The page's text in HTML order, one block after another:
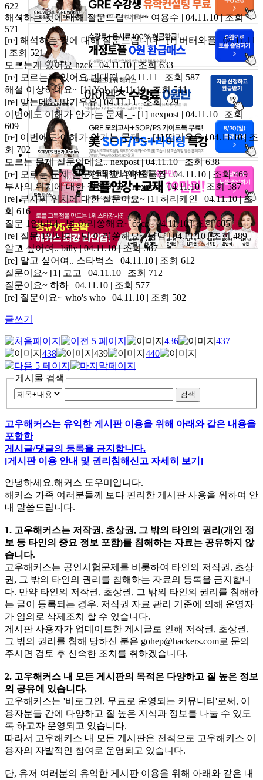
622
해석하는 것에 대해 질문드립니다~ 여용수 | 04.11.10 | 조회
571
[re] 해석하는 것에 대해 질문드립니다~[1] 버터와플 | 04.11.11
| 조회 521
모르는게 있어요hzck | 04.11.10 | 조회 633
[re] 모르는게 있어요빈대떡 | 04.11.11 | 조회 587
해설 이상하네요~ [1] Yo! | 04.11.10 | 조회 511
[re] 맞는데요딸기우유 | 04.11.11 | 조회 729
이번에도 이해가 안가는 문제-_-[1] nexpost | 04.11.10 | 조회
609
[re] 이번에도 이해가 안가는 문제-_-[1] 딸기우유 | 04.11.10 | 조
회 702
모르는 문제 질문인데요..nexpost | 04.11.10 | 조회 638
[re] 모르는 문제 질문인데요..[1] 토플짱 | 04.11.10 | 조회 469
부사의 위치에 대한 질문이요~nexpost | 04.11.10 | 조회 587
[re] 부사의 위치에 대한 질문이요~ [1] 허리케인 | 04.11.10 | 조
회 616
질문 1입니다...넘 아리쏭해요~coco | 04.11.10 | 조회 605
[re] 질문 1입니다...넘 아리쏭해요~냠냠 | 04.11.10 | 조회 489
알고 싶어여..billy | 04.11.10 | 조회 587
[re] 알고 싶어여.. 스타벅스 | 04.11.10 | 조회 612
질문이요~ [1] 고고 | 04.11.10 | 조회 712
질문이요~ 하하 | 04.11.10 | 조회 577
[re] 질문이요~ who's who | 04.11.10 | 조회 502
글쓰기
436
437
438
439 440
게시물 검색
검색
고우해커스는 유익한 게시판 이용을 위해 아래와 같은 내용을
포함한
게시글/댓글의 등록을 금지합니다.
[게시판 이용 안내 및 권리침해신고 자세히 보기]
안녕하세요.해커스 도우미입니다.
해커스 가족 여러분들께 보다 편리한 게시판 사용을 위하여 안
내 말씀드립니다.
1. 고우해커스는 저작권, 초상권, 그 밖의 타인의 권리(개인 정
보 등 타인의 중요 정보 포함)를 침해하는 자료는 공유하지 않
습니다.
고우해커스는 공인시험문제를 비롯하여 타인의 저작권, 초상
권, 그 밖의 타인의 권리를 침해하는 자료의 등록을 금지합니
다. 만약 타인의 저작권, 초상권, 그 밖의 타인의 권리를 침해하
는 글이 등록되는 경우. 저작권 자료 관리 기준에 의해 운영자
가 임의로 삭제조치 할 수 있습니다.
게시판 사용자가 업데이트한 게시글로 인해 저작권, 초상권,
그 밖의 권리를 침해 당하신 분은 gohep@hackers.com로 문의
주시면 검토 후 신속한 조치를 취하겠습니다.
2. 고우해커스 내 모든 게시판의 목적은 다양하고 질 높은 정보
의 공유에 있습니다.
고우해커스는 '비로그인, 무료로 운영되는 커뮤니티'로써, 이
용자분들 간에 다양하고 질 높은 지식과 정보를 나눌 수 있도
록 하고자 운영되고 있습니다.
따라서 고우해커스 내 모든 게시판은 전적으로 고우해커스 이
용자의 자발적인 참여로 운영되고 있습니다.
단, 유저 여러분의 유익한 게시판 이용을 위해 아래와 같은 내